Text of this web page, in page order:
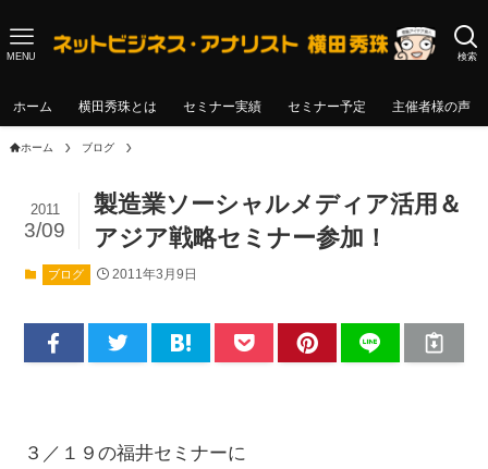
検索
MENU
ホーム 横田秀珠とは セミナー実績 セミナー予定 主催者様の声
ホーム ブログ
製造業ソーシャルメディア活用＆
アジア戦略セミナー参加！
2011
3/09
ブログ 2011年3月9日
３／１９の福井セミナーに